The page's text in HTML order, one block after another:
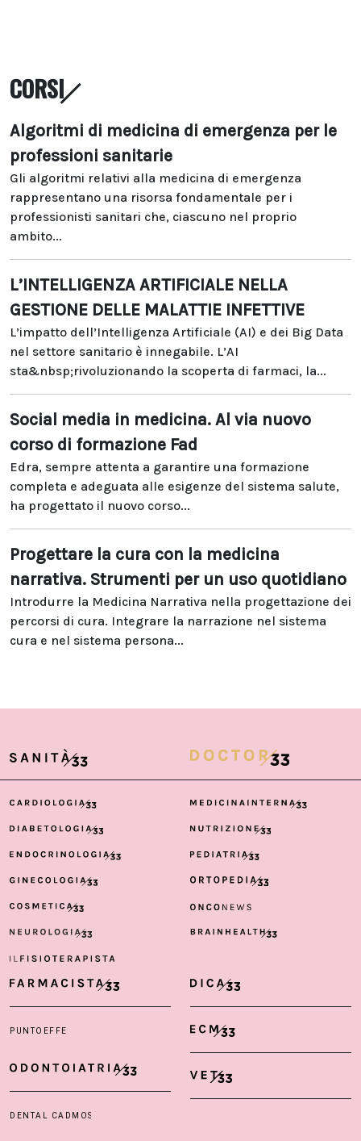
CORSI
Algoritmi di medicina di emergenza per le
professioni sanitarie
Gli algoritmi relativi alla medicina di emergenza
rappresentano una risorsa fondamentale per i
professionisti sanitari che, ciascuno nel proprio
ambito...
L’INTELLIGENZA ARTIFICIALE NELLA
GESTIONE DELLE MALATTIE INFETTIVE
L’impatto dell’Intelligenza Artificiale (AI) e dei Big Data
nel settore sanitario è innegabile. L’AI
sta&nbsp;rivoluzionando la scoperta di farmaci, la...
Social media in medicina. Al via nuovo
corso di formazione Fad
Edra, sempre attenta a garantire una formazione
completa e adeguata alle esigenze del sistema salute,
ha progettato il nuovo corso...
Progettare la cura con la medicina
narrativa. Strumenti per un uso quotidiano
Introdurre la Medicina Narrativa nella progettazione dei
percorsi di cura. Integrare la narrazione nel sistema
cura e nel sistema persona...